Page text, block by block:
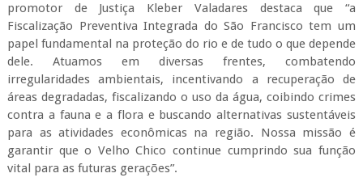
promotor de Justiça Kleber Valadares destaca que “a
Fiscalização Preventiva Integrada do São Francisco tem um
papel fundamental na proteção do rio e de tudo o que depende
dele. Atuamos em diversas frentes, combatendo
irregularidades ambientais, incentivando a recuperação de
áreas degradadas, fiscalizando o uso da água, coibindo crimes
contra a fauna e a flora e buscando alternativas sustentáveis
para as atividades econômicas na região. Nossa missão é
garantir que o Velho Chico continue cumprindo sua função
vital para as futuras gerações”.